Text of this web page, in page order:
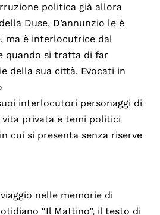
politica già allora
Duse, D’annunzio le è
ma è interlocutrice dal
quando si tratta di far
della sua città. Evocati in
interlocutori personaggi di
privata e temi politici
cui si presenta senza riserve
nelle memorie di
“Il Mattino”, il testo di